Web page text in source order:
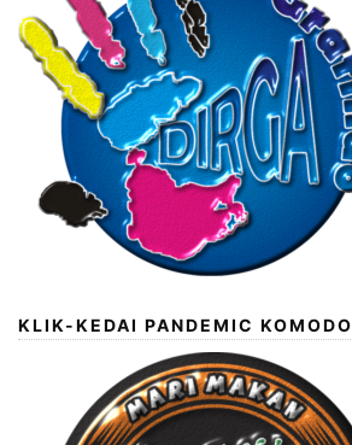
KLIK-KEDAI PANDEMIC KOMODO